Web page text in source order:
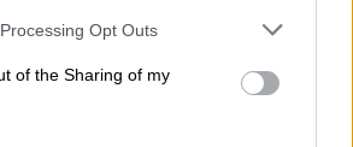
website/app uses one or more Google
or usage behaviour. You may click to
to Google and its third-party tags to
specified purposes in below Google
Opt Outs
of the Sharing of my
της Αθηνάς, του
όπως διαμηνύουν οι
Ωστόσο θα πρέπει να